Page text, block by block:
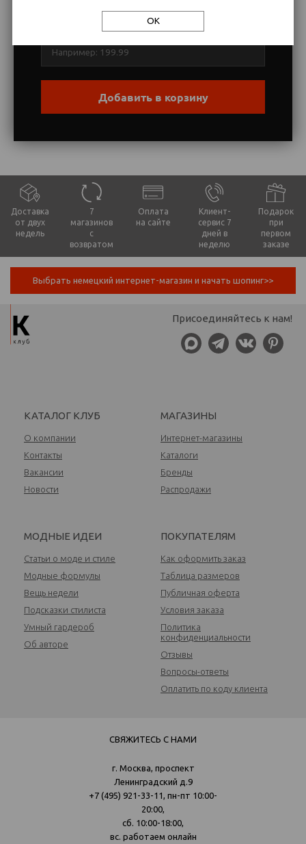
Добавить в корзину
Доставка
от двух
недель
7
магазинов
с
возвратом
Оплата
на сайте
Клиент-
сервис 7
дней в
неделю
Подарок
при
первом
заказе
Выбрать немецкий интернет-магазин и начать шопинг>>
Присоединяйтесь к нам!
КАТАЛОГ КЛУБ
О компании
Контакты
Вакансии
Новости
ПОКУПАТЕЛЯМ
Как оформить заказ
Таблица размеров
Публичная оферта
Условия заказа
Политика
конфиденциальности
Отзывы
Вопросы-ответы
Оплатить по коду клиента
МАГАЗИНЫ
Интернет-магазины
Каталоги
Бренды
Распродажи
МОДНЫЕ ИДЕИ
Статьи о моде и стиле
Модные формулы
Вещь недели
Подсказки стилиста
Умный гардероб
Об авторе
СВЯЖИТЕСЬ С НАМИ
г. Москва, проспект
Ленинградский д.9
+7 (495) 921-33-11, пн-пт 10:00-
20:00,
сб. 10:00-18:00,
вс. работаем онлайн
ОК